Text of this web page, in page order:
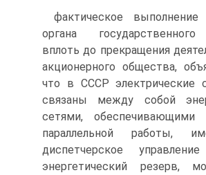
фактическое
органа государственного
вплоть до прекращения
акционерного общества,
что в СССР электрические
связаны между собой
сетями, обеспечивающими
параллельной работы,
диспетчерское
энергетический резерв,